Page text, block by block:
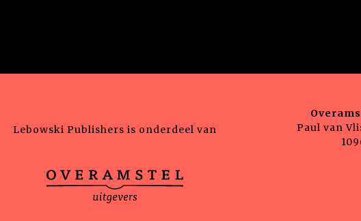
Lebowski Publishers is onderdeel van
Paul van